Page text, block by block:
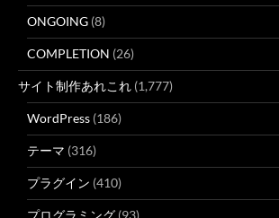
ONGOING (8)
COMPLETION (26)
サイト制作あれこれ (1,777)
WordPress (186)
テーマ (316)
プラグイン (410)
プログラミング (93)